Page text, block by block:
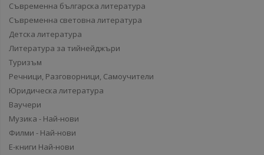
Съвременна българска литература
Съвременна световна литература
Детска литература
Литература за тийнейджъри
Туризъм
Речници, Разговорници, Самоучители
Юридическа литература
Ваучери
Музика - Най-нови
Филми - Най-нови
Е-книги Най-нови